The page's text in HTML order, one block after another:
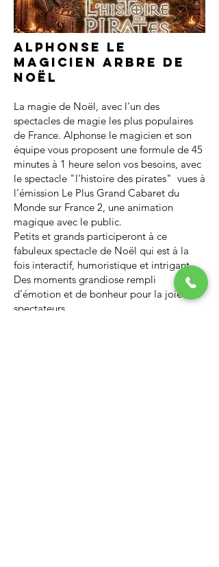
Alphonse le
magicien arbre de
noël
La magie de Noël, avec l'un des
spectacles de magie les plus populaires
de France. Alphonse le magicien et son
équipe vous proposent une formule de 45
minutes à 1 heure selon vos besoins, avec
le spectacle "l'histoire des pirates" vues à
l’émission Le Plus Grand Cabaret du
Monde sur France 2, une animation
magique avec le public.
Petits et grands participeront à ce
fabuleux spectacle de Noël qui est à la
fois interactif, humoristique et intrigant.
Des moments grandiose rempli
d'émotion et de bonheur pour la joie des
spectateurs.